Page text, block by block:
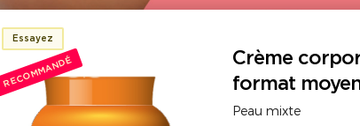
Essayez
RECOMMANDÉ
Crème
format
Peau mixte